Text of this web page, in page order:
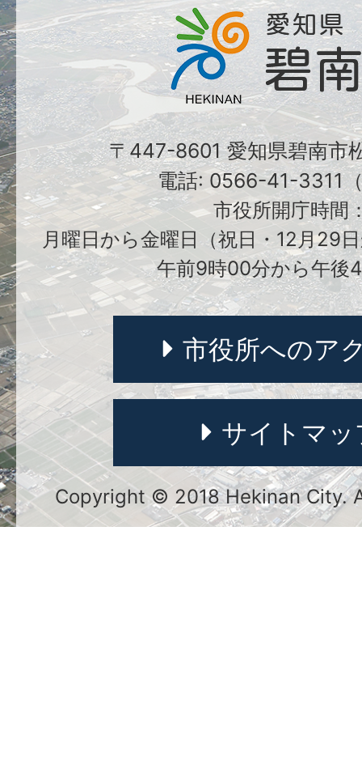
〒447-8601 愛知県碧南市
電話: 0566-41-3311
市役所開庁時間
月曜日から金曜日（祝日・12月29
午前9時00分から午後
市役所へのア
サイトマッ
Copyright © 2018 Hekinan City.